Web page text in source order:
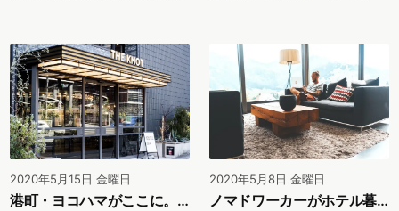
2020年5月15日 金曜日
港町・ヨコハマがここに。「THE KNOT YOKOHAMA」が追求した“横浜らしさ”
2020年5月8日 金曜日
ノマドワーカーがホテル暮らしする際の手続きや費用はどうしてる？